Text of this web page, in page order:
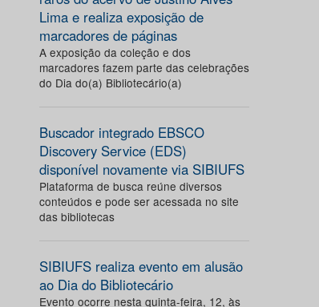
Lima e realiza exposição de
marcadores de páginas
A exposição da coleção e dos
marcadores fazem parte das celebrações
do Dia do(a) Bibliotecário(a)
Buscador integrado EBSCO
Discovery Service (EDS)
disponível novamente via SIBIUFS
Plataforma de busca reúne diversos
conteúdos e pode ser acessada no site
das bibliotecas
SIBIUFS realiza evento em alusão
ao Dia do Bibliotecário
Evento ocorre nesta quinta-feira, 12, às